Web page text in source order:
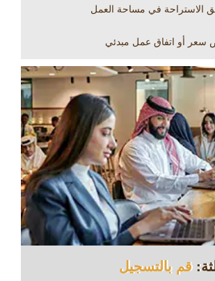
الاستراحة في مساحة العمل
أو اتفاق عمل مبدئي
قم بالتسجيل